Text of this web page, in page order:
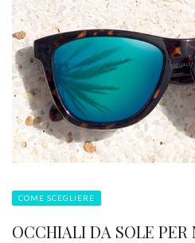
COME SCEGLIERE
OCCHIALI DA SOLE PER